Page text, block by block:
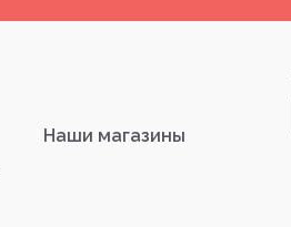
Наши магазины